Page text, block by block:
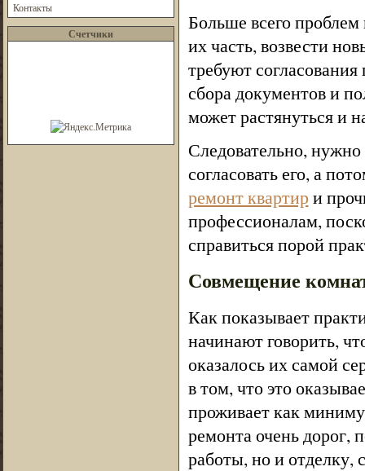
Контакты
Счетчики
Больше всего проблем
их часть, возвести
требуют
сбора документов и
может растянуться и
Следовательно,
согласовать его, а
ремонт квартир и
профессионалам,
справиться порой
Совмещение
Как показывает
начинают говорить,
оказалось их самой
в том, что это
проживает как
ремонта очень дорог,
работы, но и отделку,